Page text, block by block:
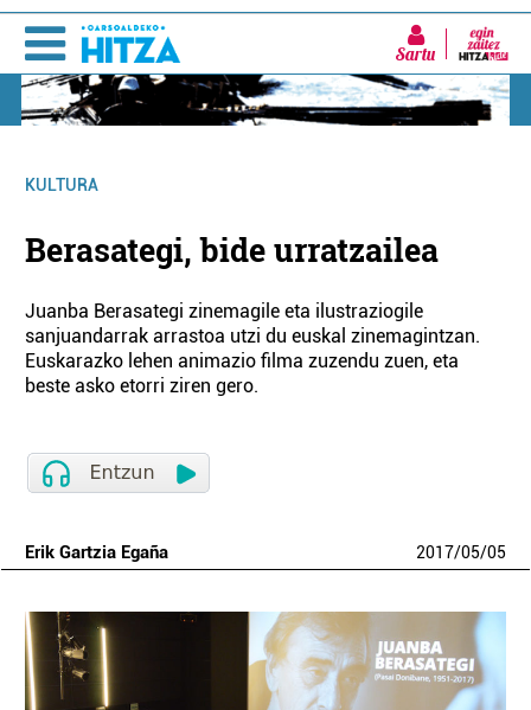
Sartu
KULTURA
Berasategi, bide urratzailea
Juanba Berasategi zinemagile eta ilustraziogile
sanjuandarrak arrastoa utzi du euskal zinemagintzan.
Euskarazko lehen animazio filma zuzendu zuen, eta
beste asko etorri ziren gero.
Erik Gartzia Egaña 2017/05/05